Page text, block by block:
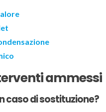
ammessi
caso di sostituzione?